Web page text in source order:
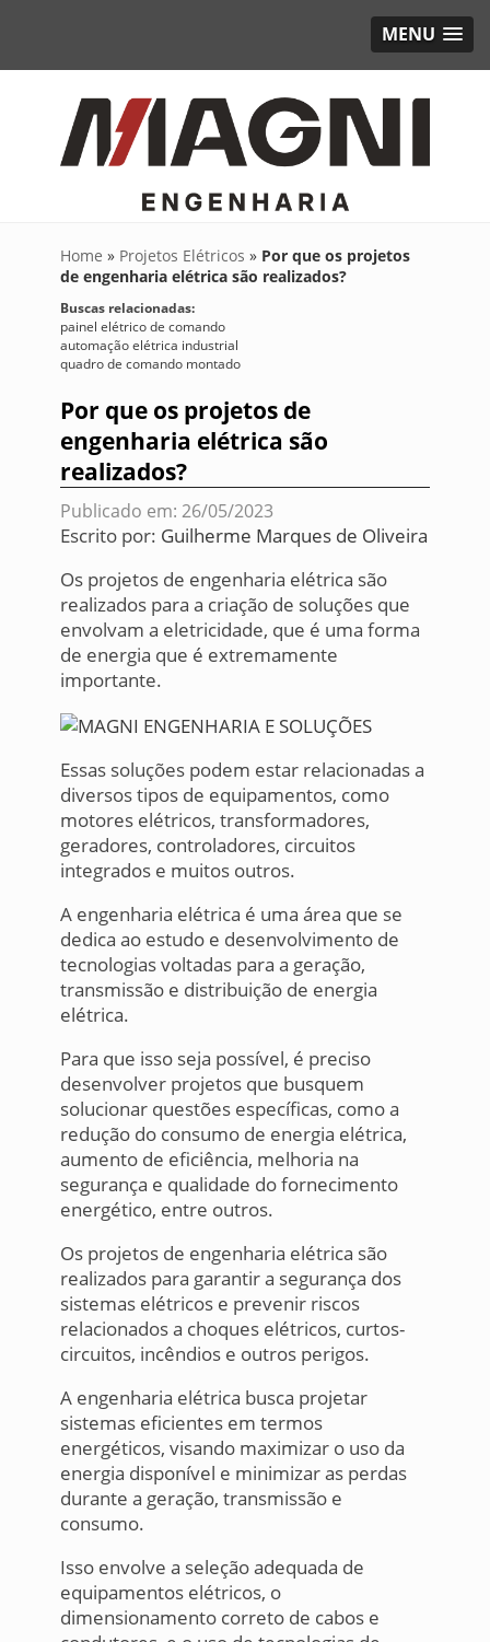
MENU
Home » Projetos Elétricos » Por que os projetos
de engenharia elétrica são realizados?
Buscas relacionadas:
painel elétrico de comando
automação elétrica industrial
quadro de comando montado
Por que os projetos de
engenharia elétrica são
realizados?
Publicado em: 26/05/2023
Escrito por: Guilherme Marques de Oliveira
Os projetos de engenharia elétrica são
realizados para a criação de soluções que
envolvam a eletricidade, que é uma forma
de energia que é extremamente
importante.
Essas soluções podem estar relacionadas a
diversos tipos de equipamentos, como
motores elétricos, transformadores,
geradores, controladores, circuitos
integrados e muitos outros.
A engenharia elétrica é uma área que se
dedica ao estudo e desenvolvimento de
tecnologias voltadas para a geração,
transmissão e distribuição de energia
elétrica.
Para que isso seja possível, é preciso
desenvolver projetos que busquem
solucionar questões específicas, como a
redução do consumo de energia elétrica,
aumento de eficiência, melhoria na
segurança e qualidade do fornecimento
energético, entre outros.
Os projetos de engenharia elétrica são
realizados para garantir a segurança dos
sistemas elétricos e prevenir riscos
relacionados a choques elétricos, curtos-
circuitos, incêndios e outros perigos.
A engenharia elétrica busca projetar
sistemas eficientes em termos
energéticos, visando maximizar o uso da
energia disponível e minimizar as perdas
durante a geração, transmissão e
consumo.
Isso envolve a seleção adequada de
equipamentos elétricos, o
dimensionamento correto de cabos e